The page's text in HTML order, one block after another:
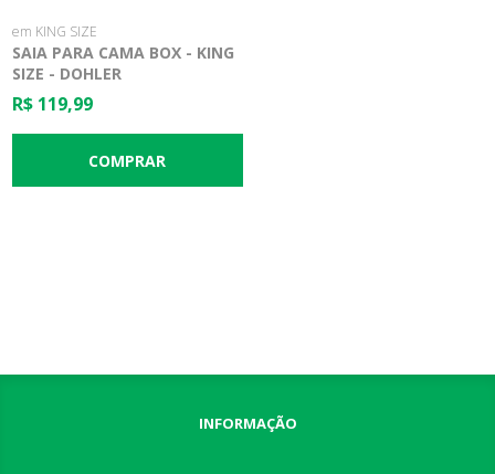
em KING SIZE
SAIA PARA CAMA BOX - KING
SIZE - DOHLER
R$ 119,99
INFORMAÇÃO